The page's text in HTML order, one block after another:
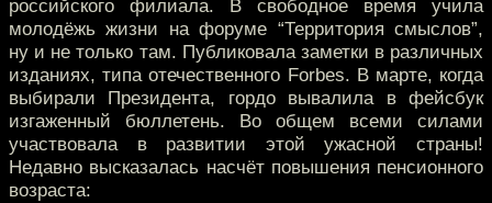
российского филиала. В свободное время учила
молодёжь жизни на форуме “Территория смыслов”,
ну и не только там. Публиковала заметки в различных
изданиях, типа отечественного Forbes. В марте, когда
выбирали Президента, гордо вывалила в фейсбук
изгаженный бюллетень. Во общем всеми силами
участвовала в развитии этой ужасной страны!
Недавно высказалась насчёт повышения пенсионного
возраста: